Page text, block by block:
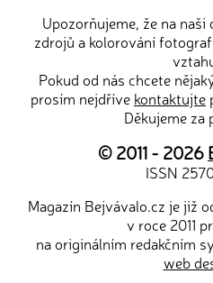
Upozorňujeme, že na
zdrojů a kolorování
Pokud od nás chcete
prosím nejdříve kontaktujte
Děkujeme za
© 2011 - 2026
ISSN
Magazín Bejvávalo.cz je již
v roce 2011
na originálním redakčním
web